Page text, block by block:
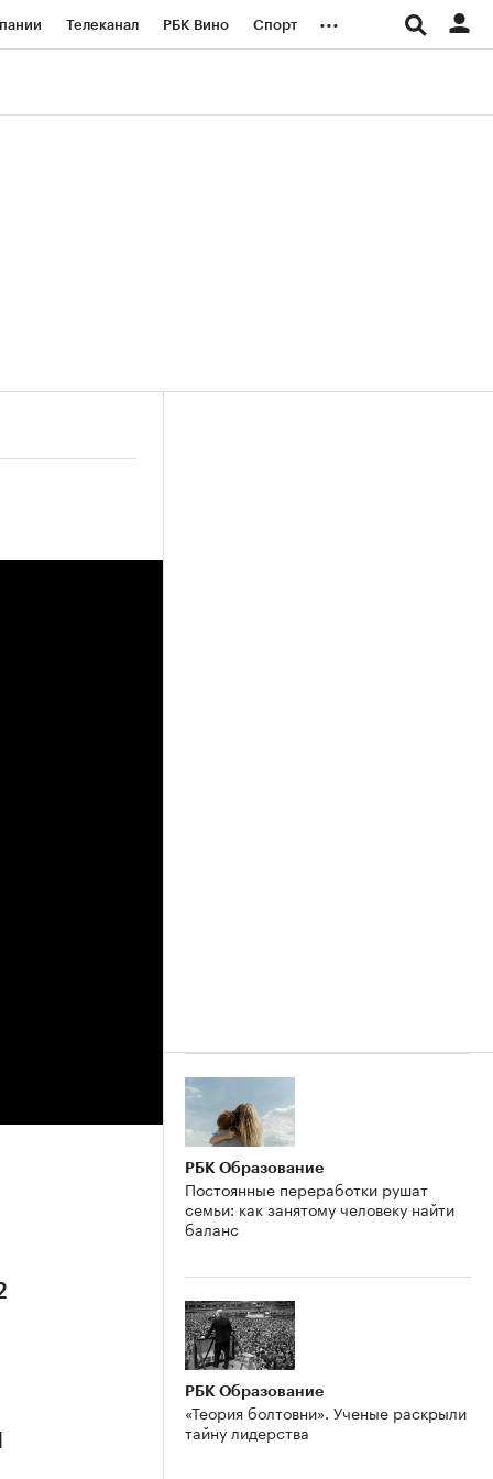
Телеканал РБК Вино Спорт ...
РБК Образование
Постоянные переработки рушат
семьи: как занятому человеку найти
баланс
РБК Образование
«Теория болтовни». Ученые раскрыли
тайну лидерства